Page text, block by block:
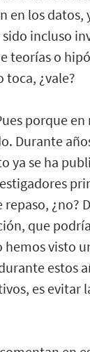
los datos,
incluso
teorías o
toca, ¿vale?
porque
Durante
ya se ha
¿no?
que
visto
estos
es evitar